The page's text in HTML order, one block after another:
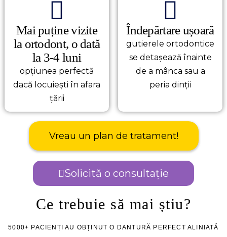
Mai puține vizite
la ortodont, o dată
la 3-4 luni
opțiunea perfectă
dacă locuiești în afara
țării
Îndepărtare ușoară
gutierele ortodontice
se detașează înainte
de a mânca sau a
peria dinții
Vreau un plan de tratament!
Solicită o consultație
Ce trebuie să mai știu?
5000+ PACIENȚI AU OBȚINUT O DANTURĂ PERFECT ALINIATĂ